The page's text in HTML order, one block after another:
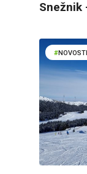
Snežnik
NOVOSTI